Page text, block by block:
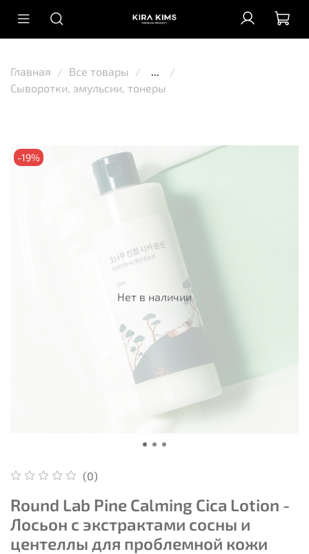
Главная Все товары
...
Сыворотки, эмульсии, тонеры
Нет в наличии
-19%
(0)
Round Lab Pine Calming Cica Lotion -
Лосьон с экстрактами сосны и
центеллы для проблемной кожи